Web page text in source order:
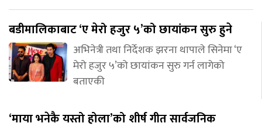
बडीमालिकाबाट ‘ए मेरो हजुर ५’को छायांकन सुरु हुने
अभिनेत्री तथा निर्देशक झरना थापाले सिनेमा ‘ए
मेरो हजुर ५’को छायांकन सुरु गर्न लागेको
बताएकी
‘माया भनेकै यस्तो होला’को शीर्ष गीत सार्वजनिक